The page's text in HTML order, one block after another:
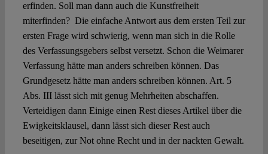
erfinden. Soll man dann auch die Kunstfreiheit
miterfinden? Die einfache Antwort aus dem ersten Teil zur
ersten Frage wird schwierig, wenn man sich in die Rolle
des Verfassungsgebers selbst versetzt. Schon die Weimarer
Verfassung hätte man anders schreiben können. Das
Grundgesetz hätte man anders schreiben können. Art. 5
Abs. III lässt sich mit genug Mehrheiten abschaffen.
Verteidigen dann Einige einen Rest dieses Artikel über die
Ewigkeitsklausel, dann lässt sich dieser Rest auch
beseitigen, zur Not ohne Recht und in der nackten Gewalt.